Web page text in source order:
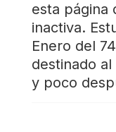
esta página
inactiva.
Enero del
destinado
y poco